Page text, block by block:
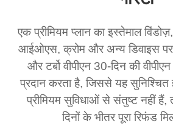
एक प्रीमियम प्लान का इस्तेमाल
आईओएस, क्रोम और अन्य डिवाइस पर
और टर्बो वीपीएन 30-दिन की
प्रदान करता है, जिससे यह
प्रीमियम सुविधाओं से संतुष्ट नहीं
दिनों के भीतर पूरा रिफंड